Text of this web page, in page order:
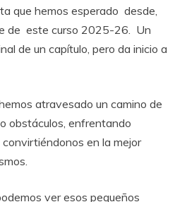
que hemos esperado desde,
de este curso 2025-26. Un
de un capítulo, pero da inicio a
atravesado un camino de
obstáculos, enfrentando
en la mejor
ver esos pequeños